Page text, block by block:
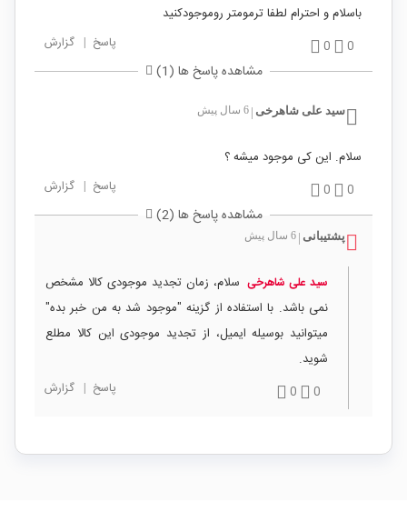
باسلام و احترام لطفا ترمومتر روموجودکنید
0
0 پاسخ | گزارش
مشاهده پاسخ ها (1)
سید علی شاهرخی 6 سال پیش
سلام. این کی موجود میشه ؟
0
0 پاسخ | گزارش
مشاهده پاسخ ها (2)
پشتیبانی 6 سال پیش
سید علی شاهرخی سلام، زمان تجدید موجودی کالا مشخص
نمی باشد. با استفاده از گزینه "موجود شد به من خبر بده"
میتوانید بوسیله ایمیل، از تجدید موجودی این کالا مطلع
شوید.
0
0 پاسخ | گزارش